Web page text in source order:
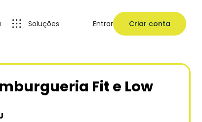
Soluções Entrar Criar conta
Fit e Low